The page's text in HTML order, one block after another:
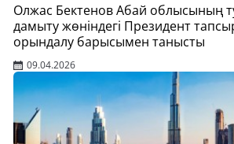
Олжас Бектенов Абай облысының
дамыту жөніндегі Президент
орындалу барысымен танысты
09.04.2026